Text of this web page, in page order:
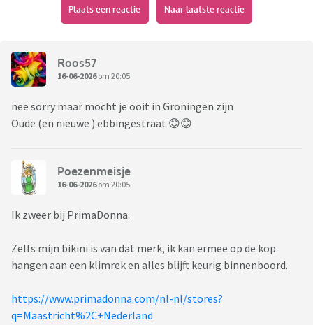
Plaats een reactie Naar laatste reactie
Roos57
16-06-2026om 20:05
nee sorry maar mocht je ooit in Groningen zijn
Oude (en nieuwe ) ebbingestraat 😊😊
Poezenmeisje
16-06-2026om 20:05
Ik zweer bij PrimaDonna.
Zelfs mijn bikini is van dat merk, ik kan ermee op de kop
hangen aan een klimrek en alles blijft keurig binnenboord.
https://www.primadonna.com/nl-nl/stores?
q=Maastricht%2C+Nederland